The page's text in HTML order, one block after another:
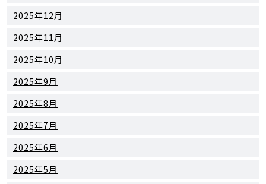
2025年12月
2025年11月
2025年10月
2025年9月
2025年8月
2025年7月
2025年6月
2025年5月